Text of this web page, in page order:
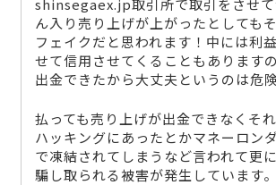
shinsegaex.jp取引所で取引をさせ
ん入り売り上げが上がったとしても
フェイクだと思われます！中には利
せて信用させてくることもあります
出金できたから大丈夫というのは危
払っても売り上げが出金できなくそ
ハッキングにあったとかマネーロン
で凍結されてしまうなど言われて更
騙し取られる被害が発生しています。